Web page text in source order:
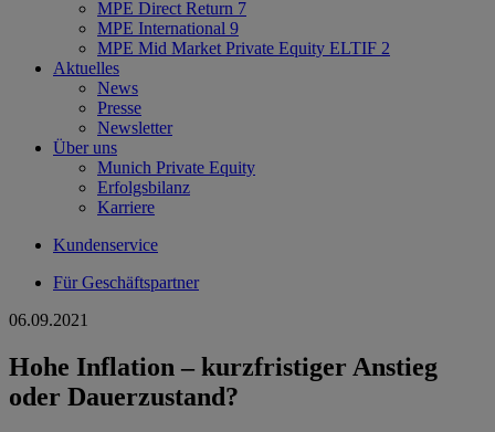
MPE Direct Return 7
MPE International 9
MPE Mid Market Private Equity ELTIF 2
Aktuelles
News
Presse
Newsletter
Über uns
Munich Private Equity
Erfolgsbilanz
Karriere
Kundenservice
Für Geschäftspartner
06.09.2021
Hohe Inflation – kurzfristiger Anstieg
oder Dauerzustand?